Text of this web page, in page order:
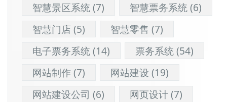
智慧景区系统(7) 智慧票务系统(6)
智慧门店(5) 智慧零售 (7)
电子票务系统(14) 票务系统(54)
网站制作(7) 网站建设 (19)
网站建设公司 (6) 网页设计(7)